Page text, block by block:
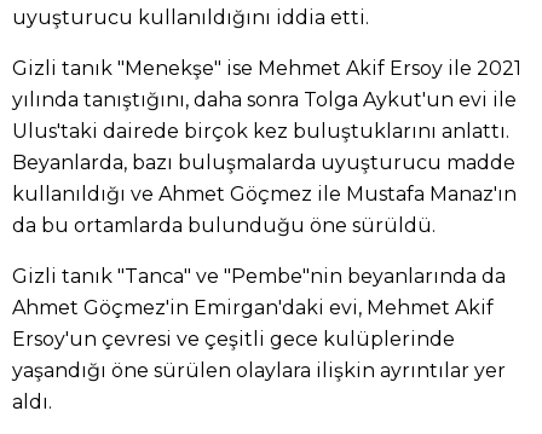
uyuşturucu kullanıldığını iddia etti.
Gizli tanık "Menekşe" ise Mehmet Akif Ersoy ile 2021
yılında tanıştığını, daha sonra Tolga Aykut'un evi ile
Ulus'taki dairede birçok kez buluştuklarını anlattı.
Beyanlarda, bazı buluşmalarda uyuşturucu madde
kullanıldığı ve Ahmet Göçmez ile Mustafa Manaz'ın
da bu ortamlarda bulunduğu öne sürüldü.
Gizli tanık "Tanca" ve "Pembe"nin beyanlarında da
Ahmet Göçmez'in Emirgan'daki evi, Mehmet Akif
Ersoy'un çevresi ve çeşitli gece kulüplerinde
yaşandığı öne sürülen olaylara ilişkin ayrıntılar yer
aldı.